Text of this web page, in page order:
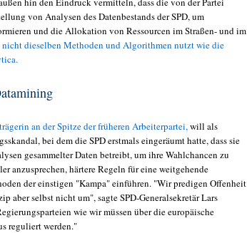
von Analysen des Datenbestands der SPD, um
und die Allokation von Ressourcen im Straßen- und im
nicht dieselben Methoden und Algorithmen nutzt wie die
an der Spitze der früheren Arbeiterpartei, will als
bei dem die SPD erstmals eingeräumt hatte, dass sie
gesammelter Daten betreibt, um ihre Wahlchancen zu
anzusprechen, härtere Regeln für eine weitgehende
der einstigen "Kampa" einführen. "Wir predigen Offenheit
aber selbst nicht um", sagte SPD-Generalsekretär Lars
wie wir müssen über die europäische
reguliert werden."